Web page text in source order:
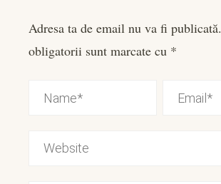
Adresa ta de email nu va fi publicată.
obligatorii sunt marcate cu *